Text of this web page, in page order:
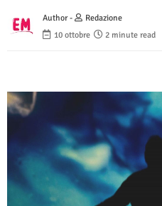
Author -
Redazione
10 ottobre
2 minute read